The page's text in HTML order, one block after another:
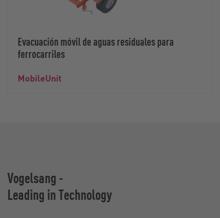
Evacuación móvil de aguas residuales para
ferrocarriles
MobileUnit
Vogelsang -
Leading in Technology